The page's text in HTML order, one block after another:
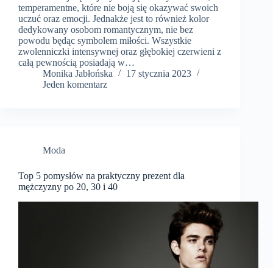
temperamentne, które nie boją się okazywać swoich
uczuć oraz emocji. Jednakże jest to również kolor
dedykowany osobom romantycznym, nie bez
powodu będąc symbolem miłości. Wszystkie
zwolenniczki intensywnej oraz głębokiej czerwieni z
całą pewnością posiadają w…
Monika Jabłońska
17 stycznia 2023
Jeden komentarz
Moda
Top 5 pomysłów na praktyczny prezent dla
mężczyzny po 20, 30 i 40